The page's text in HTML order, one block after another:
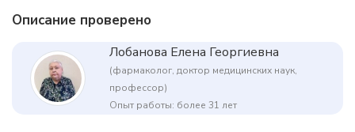
Описание проверено
Лобанова Елена Георгиевна
(фармаколог, доктор медицинских наук,
профессор)
Опыт работы: более 31 лет